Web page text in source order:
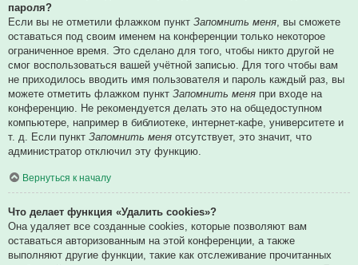
пароля?
Если вы не отметили флажком пункт Запомнить меня , вы сможете
оставаться под своим именем на конференции только некоторое
ограниченное время. Это сделано для того, чтобы никто другой не
смог воспользоваться вашей учётной записью. Для того чтобы вам
не приходилось вводить имя пользователя и пароль каждый раз, вы
можете отметить флажком пункт Запомнить меня при входе на
конференцию. Не рекомендуется делать это на общедоступном
компьютере, например в библиотеке, интернет-кафе, университете и
т. д. Если пункт Запомнить меня отсутствует, это значит, что
администратор отключил эту функцию.
Вернуться к началу
Что делает функция «Удалить cookies»?
Она удаляет все созданные cookies, которые позволяют вам
оставаться авторизованным на этой конференции, а также
выполняют другие функции, такие как отслеживание прочитанных